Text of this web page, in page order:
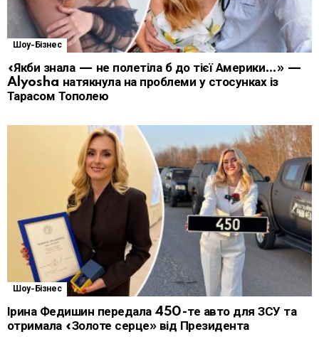
Шоу-Бізнес
«Якби знала — не полетіла б до тієї Америки…» —
Alyosha натякнула на проблеми у стосунках із
Тарасом Тополею
Шоу-Бізнес
Ірина Федишин передала 450-те авто для ЗСУ та
отримала «Золоте серце» від Президента